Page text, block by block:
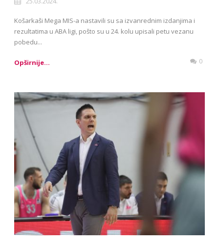
Košarkaši Mega MIS-a nastavili su sa izvanrednim izdanjima i
rezultatima u ABA ligi, pošto su u 24. kolu upisali petu vezanu
pobedu...
Opširnije... 0